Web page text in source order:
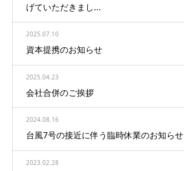
げていただきまし...
2025.07.10
資本提携のお知らせ
2025.04.23
会社合併のご挨拶
2024.08.16
台風7号の接近に伴う臨時休業のお知らせ
2023.02.28